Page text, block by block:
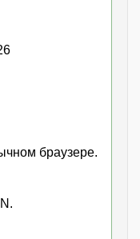
браузере.